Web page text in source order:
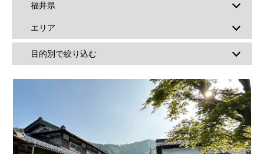
福井県
エリア
目的別で絞り込む